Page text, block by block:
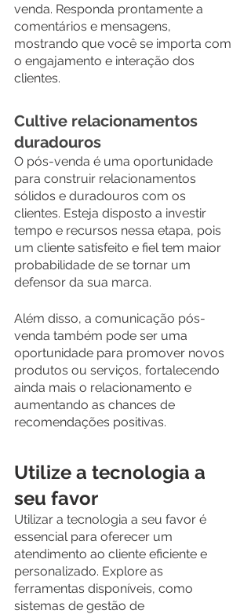
venda. Responda prontamente a
comentários e mensagens,
mostrando que você se importa com
o engajamento e interação dos
clientes.
Cultive relacionamentos
duradouros
O pós-venda é uma oportunidade
para construir relacionamentos
sólidos e duradouros com os
clientes. Esteja disposto a investir
tempo e recursos nessa etapa, pois
um cliente satisfeito e fiel tem maior
probabilidade de se tornar um
defensor da sua marca.
Além disso, a comunicação pós-
venda também pode ser uma
oportunidade para promover novos
produtos ou serviços, fortalecendo
ainda mais o relacionamento e
aumentando as chances de
recomendações positivas.
Utilize a tecnologia a
seu favor
Utilizar a tecnologia a seu favor é
essencial para oferecer um
atendimento ao cliente eficiente e
personalizado. Explore as
ferramentas disponíveis, como
sistemas de gestão de